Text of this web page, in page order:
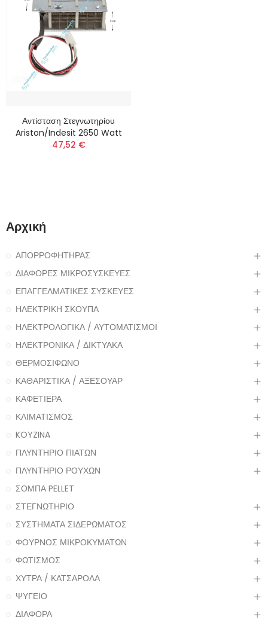
Αντίσταση Στεγνωτηρίου
Ariston/Indesit 2650 Watt
47,52 €
Αρχική
ΑΠΟΡΡΟΦΗΤΗΡΑΣ
ΔΙΑΦΟΡΕΣ ΜΙΚΡΟΣΥΣΚΕΥΕΣ
ΕΠΑΓΓΕΛΜΑΤΙΚΕΣ ΣΥΣΚΕΥΕΣ
ΗΛΕΚΤΡΙΚΗ ΣΚΟΥΠΑ
ΗΛΕΚΤΡΟΛΟΓΙΚΑ / ΑΥΤΟΜΑΤΙΣΜΟΙ
ΗΛΕΚΤΡΟΝΙΚΑ / ΔΙΚΤΥΑΚΑ
ΘΕΡΜΟΣΙΦΩΝΟ
ΚΑΘΑΡΙΣΤΙΚΑ / ΑΞΕΣΟΥΑΡ
ΚΑΦΕΤΙΕΡΑ
ΚΛΙΜΑΤΙΣΜΟΣ
KOYZINA
ΠΛΥΝΤΗΡΙΟ ΠΙΑΤΩΝ
ΠΛΥΝΤΗΡΙΟ ΡΟΥΧΩΝ
ΣΟΜΠΑ PELLET
ΣΤΕΓΝΩΤΗΡΙΟ
ΣΥΣΤΗΜΑΤΑ ΣΙΔΕΡΩΜΑΤΟΣ
ΦΟΥΡΝΟΣ ΜΙΚΡΟΚΥΜΑΤΩΝ
ΦΩΤΙΣΜΟΣ
ΧΥΤΡΑ / ΚΑΤΣΑΡΟΛΑ
ΨΥΓΕΙΟ
ΔΙΑΦΟΡΑ